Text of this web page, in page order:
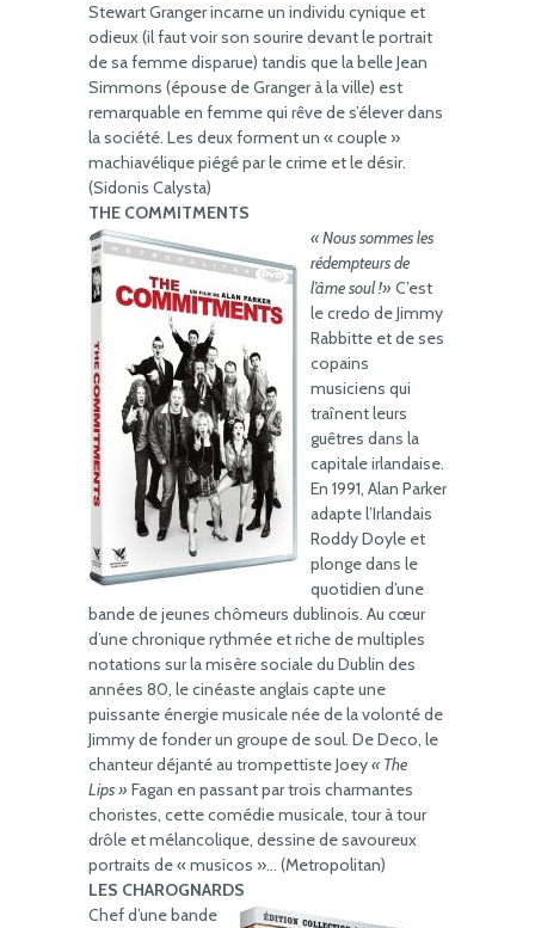
Stewart Granger incarne un individu cynique et
odieux (il faut voir son sourire devant le portrait
de sa femme disparue) tandis que la belle Jean
Simmons (épouse de Granger à la ville) est
remarquable en femme qui rêve de s’élever dans
la société. Les deux forment un « couple »
machiavélique piégé par le crime et le désir.
(Sidonis Calysta)
THE COMMITMENTS
« Nous sommes les
rédempteurs de
l’âme soul !» C’est
le credo de Jimmy
Rabbitte et de ses
copains
musiciens qui
traînent leurs
guêtres dans la
capitale irlandaise.
En 1991, Alan Parker
adapte l’Irlandais
Roddy Doyle et
plonge dans le
quotidien d’une
bande de jeunes chômeurs dublinois. Au cœur
d’une chronique rythmée et riche de multiples
notations sur la misère sociale du Dublin des
années 80, le cinéaste anglais capte une
puissante énergie musicale née de la volonté de
Jimmy de fonder un groupe de soul. De Deco, le
chanteur déjanté au trompettiste Joey« The
Lips » Fagan en passant par trois charmantes
choristes, cette comédie musicale, tour à tour
drôle et mélancolique, dessine de savoureux
portraits de « musicos »… (Metropolitan)
LES CHAROGNARDS
Chef d’une bande